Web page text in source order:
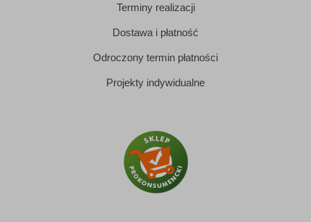
Terminy realizacji
Dostawa i płatność
Odroczony termin płatności
Projekty indywidualne